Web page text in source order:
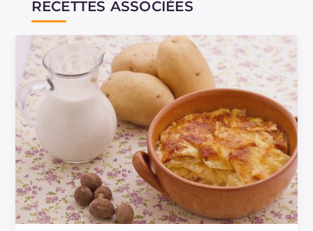
RECETTES ASSOCIÉES